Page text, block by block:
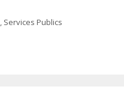
, Services Publics